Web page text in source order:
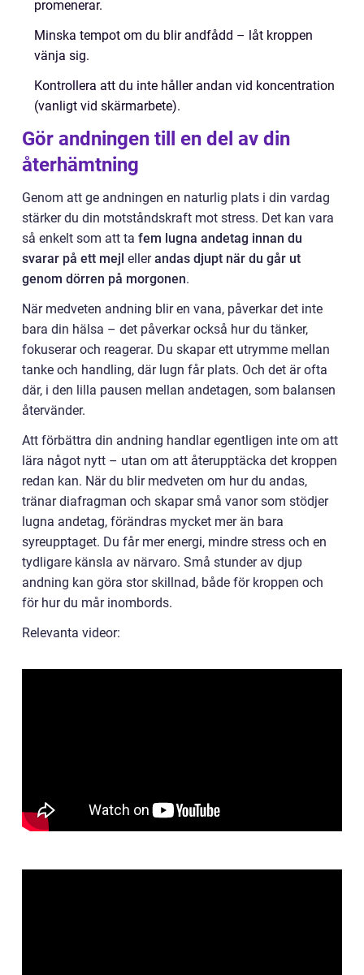
promenerar.
Minska tempot om du blir andfådd – låt kroppen
vänja sig.
Kontrollera att du inte håller andan vid koncentration
(vanligt vid skärmarbete).
Gör andningen till en del av din
återhämtning
Genom att ge andningen en naturlig plats i din vardag
stärker du din motståndskraft mot stress. Det kan vara
så enkelt som att ta fem lugna andetag innan du
svarar på ett mejl ellerandas djupt när du går ut
genom dörren på morgonen.
När medveten andning blir en vana, påverkar det inte
bara din hälsa – det påverkar också hur du tänker,
fokuserar och reagerar. Du skapar ett utrymme mellan
tanke och handling, där lugn får plats. Och det är ofta
där, i den lilla pausen mellan andetagen, som balansen
återvänder.
Att förbättra din andning handlar egentligen inte om att
lära något nytt – utan om att återupptäcka det kroppen
redan kan. När du blir medveten om hur du andas,
tränar diafragman och skapar små vanor som stödjer
lugna andetag, förändras mycket mer än bara
syreupptaget. Du får mer energi, mindre stress och en
tydligare känsla av närvaro. Små stunder av djup
andning kan göra stor skillnad, både för kroppen och
för hur du mår inombords.
Relevanta videor: